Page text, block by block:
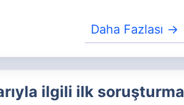
Daha Fazlası →
ilgili ilk soruşturma